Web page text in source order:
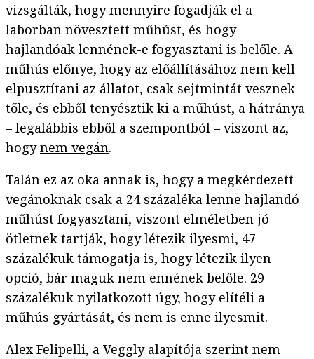
vizsgálták, hogy mennyire fogadják el a
laborban növesztett műhúst, és hogy
hajlandóak lennének-e fogyasztani is belőle. A
műhús előnye, hogy az előállításához nem kell
elpusztítani az állatot, csak sejtmintát vesznek
tőle, és ebből tenyésztik ki a műhúst, a hátránya
– legalábbis ebből a szempontból – viszont az,
hogynem vegán.
Talán ez az oka annak is, hogy a megkérdezett
vegánoknak csak a 24 százaléka lenne hajlandó
műhúst fogyasztani, viszont elméletben jó
ötletnek tartják, hogy létezik ilyesmi, 47
százalékuk támogatja is, hogy létezik ilyen
opció, bár maguk nem ennének belőle. 29
százalékuk nyilatkozott úgy, hogy elítéli a
műhús gyártását, és nem is enne ilyesmit.
Alex Felipelli, a Veggly alapítója szerint nem